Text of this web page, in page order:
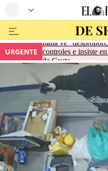
URGENTE
Italia ve
controles e insiste
de Ceuta